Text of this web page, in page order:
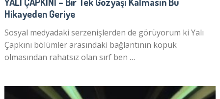
Hikayeden Geriye
Sosyal medyadaki serzenişlerden de görüyorum ki Yalı
Çapkını bölümler arasındaki bağlantının kopuk
olmasından rahatsız olan sırf ben …